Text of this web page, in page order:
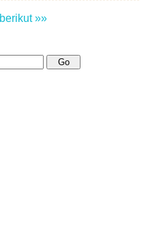
berikut »»